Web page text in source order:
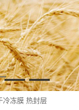
冷冻膜 热封层